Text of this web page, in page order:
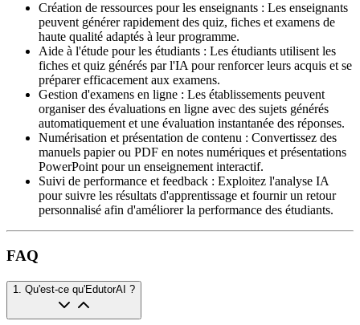
Création de ressources pour les enseignants : Les enseignants
peuvent générer rapidement des quiz, fiches et examens de
haute qualité adaptés à leur programme.
Aide à l'étude pour les étudiants : Les étudiants utilisent les
fiches et quiz générés par l'IA pour renforcer leurs acquis et se
préparer efficacement aux examens.
Gestion d'examens en ligne : Les établissements peuvent
organiser des évaluations en ligne avec des sujets générés
automatiquement et une évaluation instantanée des réponses.
Numérisation et présentation de contenu : Convertissez des
manuels papier ou PDF en notes numériques et présentations
PowerPoint pour un enseignement interactif.
Suivi de performance et feedback : Exploitez l'analyse IA
pour suivre les résultats d'apprentissage et fournir un retour
personnalisé afin d'améliorer la performance des étudiants.
FAQ
1. Qu'est-ce qu'EdutorAI ?